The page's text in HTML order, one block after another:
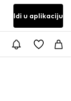
Idi u aplikaciju